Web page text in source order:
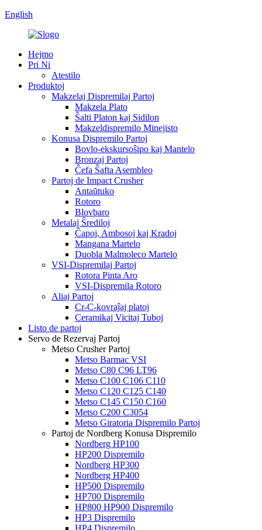
English
Hejmo
Pri Ni
Atestilo
Produktoj
Makzelaj Dispremilaj Partoj
Makzela Plato
Ŝalti Platon kaj Sidilon
Makzeldispremilo Minejisto
Konusa Dispremilo Partoj
Bovlo-ekskursoŝipo kaj Mantelo
Bronzaj Partoj
Ĉefa Ŝafta Asembleo
Partoj de Impact Crusher
Antaŭtuko
Rotoro
Blovbaro
Metalaj Ŝrediloj
Ĉapoj, Ambosoj kaj Kradoj
Mangana Martelo
Duobla Malmoleco Martelo
VSI-Dispremilaj Partoj
Rotora Pinta Aro
VSI-Dispremila Rotoro
Aliaj Partoj
Cr-C-kovraĵaj platoj
Ceramikaj Vicitaj Tuboj
Listo de partoj
Servo de Rezervaj Partoj
Metso Crusher Partoj
Metso Barmac VSI
Metso C80 C96 LT96
Metso C100 C106 C110
Metso C120 C125 C140
Metso C145 C150 C160
Metso C200 C3054
Metso Giratoria Dispremilo Partoj
Partoj de Nordberg Konusa Dispremilo
Nordberg HP100
HP200 Dispremilo
Nordberg HP300
Nordberg HP400
HP500 Dispremilo
HP700 Dispremilo
HP800 HP900 Dispremilo
HP3 Dispremilo
HP4 Dispremilo